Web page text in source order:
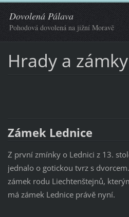
Dovolená Pálava
Pohodová dovolená na jižní Moravě
Hrady a zámky
Zámek Lednice
Z první zmínky o Lednici z 13.
jednalo o gotickou tvrz s
zámek rodu Liechtenštejnů,
má zámek Lednice právě nyní.